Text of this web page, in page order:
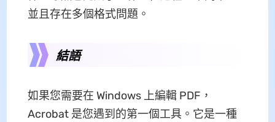
並且存在多個格式問題。
結語
如果您需要在 Windows 上編輯 PDF，
Acrobat 是您遇到的第一個工具。它是一種